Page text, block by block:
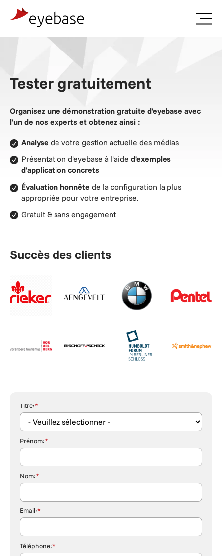
Essayer
gratuitement
Tester gratuitement
Organisez une démonstration gratuite d'eyebase avec
l'un de nos experts et obtenez ainsi :
Analysede votre gestion actuelle des médias
Présentation d'eyebase à l'aide d'exemples
d'application concrets
Évaluation honnêtede la configuration la plus
appropriée pour votre entreprise.
Gratuit & sans engagement
Succès des clients
Titre:*
Prénom:*
Nom:*
Email:*
Téléphone:*